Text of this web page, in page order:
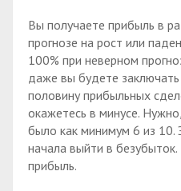
Вы получаете прибыль в
прогнозе на рост или
100% при неверном
даже вы будете заключать
половину прибыльных
окажетесь в минусе.
было как минимум 6 из 10.
начала выйти в
прибыль.